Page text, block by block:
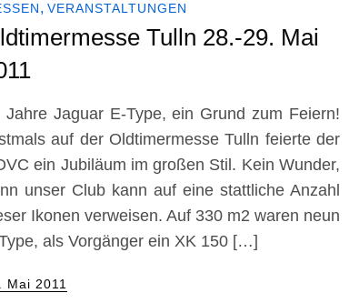
VERANSTALTUNGEN
Tulln 28.-29. Mai
Jahre Jaguar E-Type, ein Grund zum Feiern!
auf der Oldtimermesse Tulln feierte der
ein Jubiläum im großen Stil. Kein Wunder,
unser Club kann auf eine stattliche Anzahl
Ikonen verweisen. Auf 330 m2 waren neun
als Vorgänger ein XK 150 […]
Mai 2011